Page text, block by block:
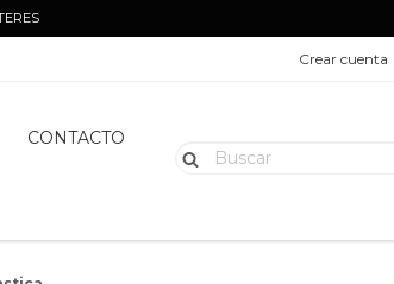
Crear cuenta
CONTACTO